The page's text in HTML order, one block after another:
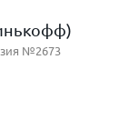
№2673